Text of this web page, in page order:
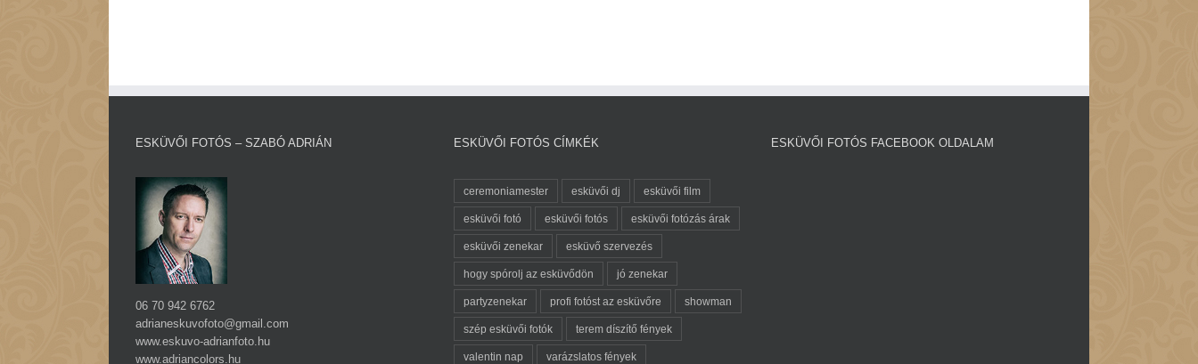
ESKÜVŐI FOTÓS – SZABÓ ADRIÁN
06 70 942 6762
adrianeskuvofoto@gmail.com
www.eskuvo-adrianfoto.hu
www.adriancolors.hu
ESKÜVŐI FOTÓS CÍMKÉK
ceremoniamester esküvői dj esküvői film
esküvői fotó esküvői fotós esküvői fotózás árak
esküvői zenekar esküvő szervezés
hogy spórolj az esküvődön jó zenekar
partyzenekar profi fotóst az esküvőre showman
szép esküvői fotók terem díszítő fények
valentin nap varázslatos fények
ESKÜVŐI FOTÓS FACEBOOK OLDALAM